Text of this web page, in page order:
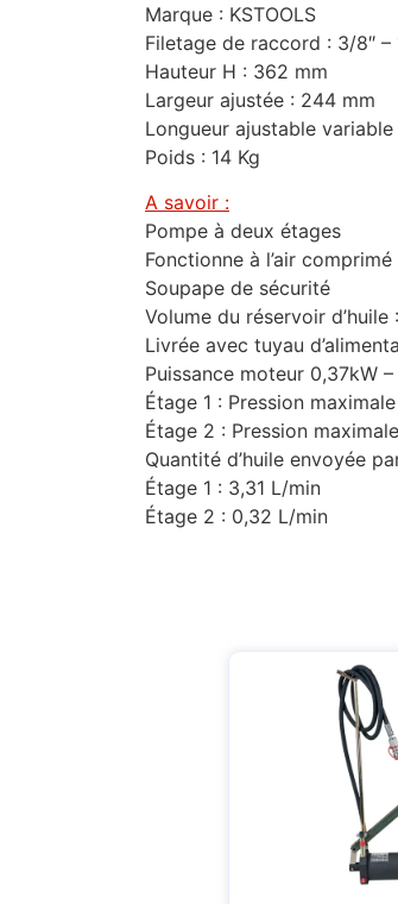
Marque : KSTOOLS
Filetage de raccord : 3/8″ –
Hauteur H : 362 mm
Largeur ajustée : 244 mm
Longueur ajustable
Poids : 14 Kg
A savoir :
Pompe à deux étages
Fonctionne à l’air comprimé
Soupape de sécurité
Volume du réservoir d’huile
Livrée avec tuyau
Puissance moteur 0,37kW
Étage 1 : Pression
Étage 2 : Pression
Quantité d’huile envoyée
Étage 1 : 3,31 L/min
Étage 2 : 0,32 L/min